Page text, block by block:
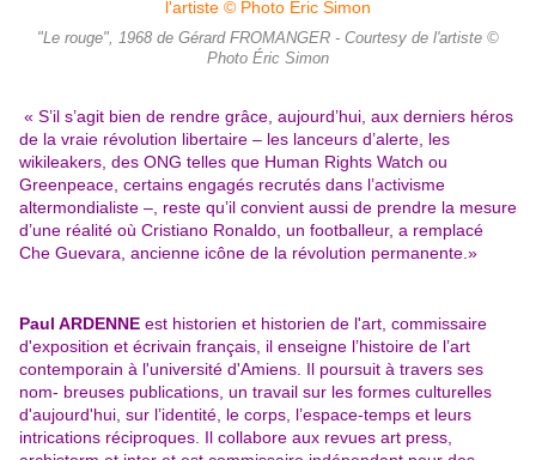
"Le rouge", 1968 de Gérard FROMANGER - Courtesy de l'artiste ©
Photo Éric Simon
« S’il s’agit bien de rendre grâce, aujourd’hui, aux derniers héros
de la vraie révolution libertaire – les lanceurs d’alerte, les
wikileakers, des ONG telles que Human Rights Watch ou
Greenpeace, certains engagés recrutés dans l’activisme
altermondialiste –, reste qu’il convient aussi de prendre la mesure
d’une réalité où Cristiano Ronaldo, un footballeur, a remplacé
Che Guevara, ancienne icône de la révolution permanente.»
Paul ARDENNE est historien et historien de l'art, commissaire
d'exposition et écrivain français, il enseigne l’histoire de l’art
contemporain à l'université d'Amiens. Il poursuit à travers ses
nom- breuses publications, un travail sur les formes culturelles
d'aujourd'hui, sur l’identité, le corps, l’espace-temps et leurs
intrications réciproques. Il collabore aux revues art press,